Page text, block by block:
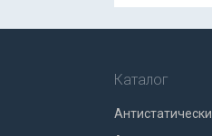
Каталог